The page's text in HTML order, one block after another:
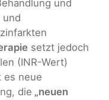
und
und
setzt jedoch
(INR-Wert)
es neue
die „neuen